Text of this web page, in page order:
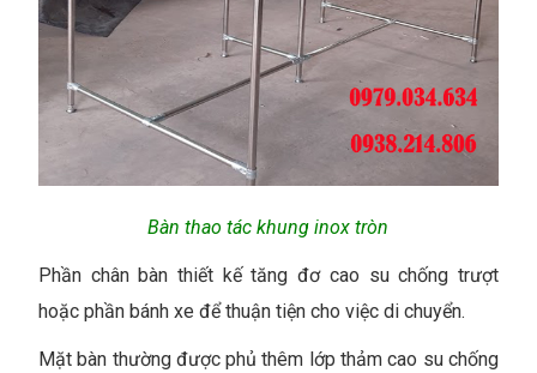
Bàn thao tác khung inox tròn
Phần chân bàn thiết kế tăng đơ cao su chống trượt
hoặc phần bánh xe để thuận tiện cho việc di chuyển.
Mặt bàn thường được phủ thêm lớp thảm cao su chống